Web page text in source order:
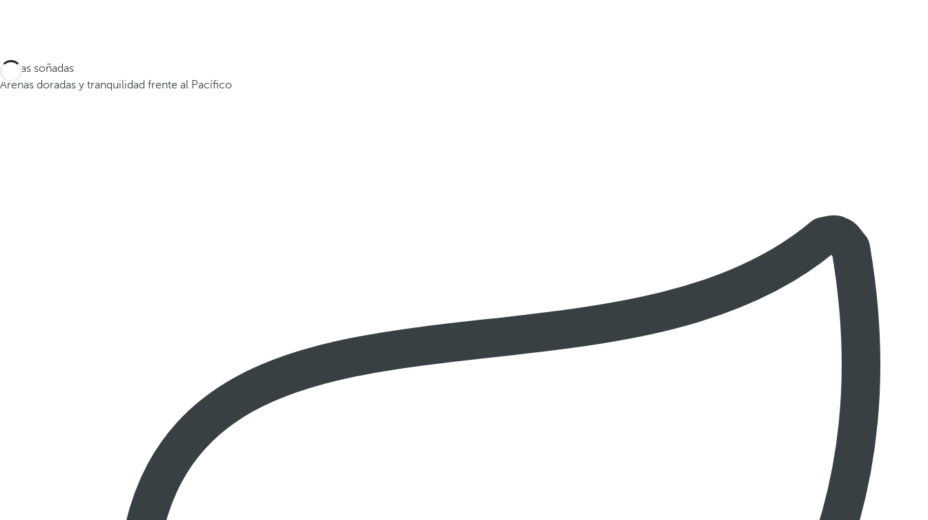
Playas soñadas
Arenas doradas y tranquilidad frente al Pacífico